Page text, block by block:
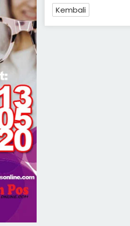
Kembali